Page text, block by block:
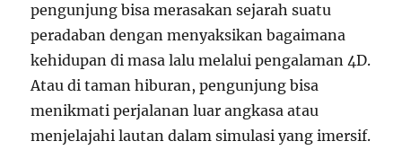
pengunjung bisa merasakan sejarah suatu
peradaban dengan menyaksikan bagaimana
kehidupan di masa lalu melalui pengalaman 4D.
Atau di taman hiburan, pengunjung bisa
menikmati perjalanan luar angkasa atau
menjelajahi lautan dalam simulasi yang imersif.